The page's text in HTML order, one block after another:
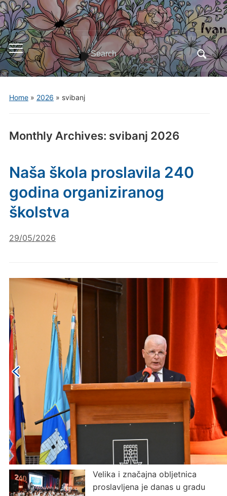
Toggle
mobile
menu
Search
for:
Home» 2026 » svibanj
Monthly Archives: svibanj 2026
Naša škola proslavila 240
godina organiziranog
školstva
29/05/2026
Velika i značajna obljetnica
proslavljena je danas u gradu